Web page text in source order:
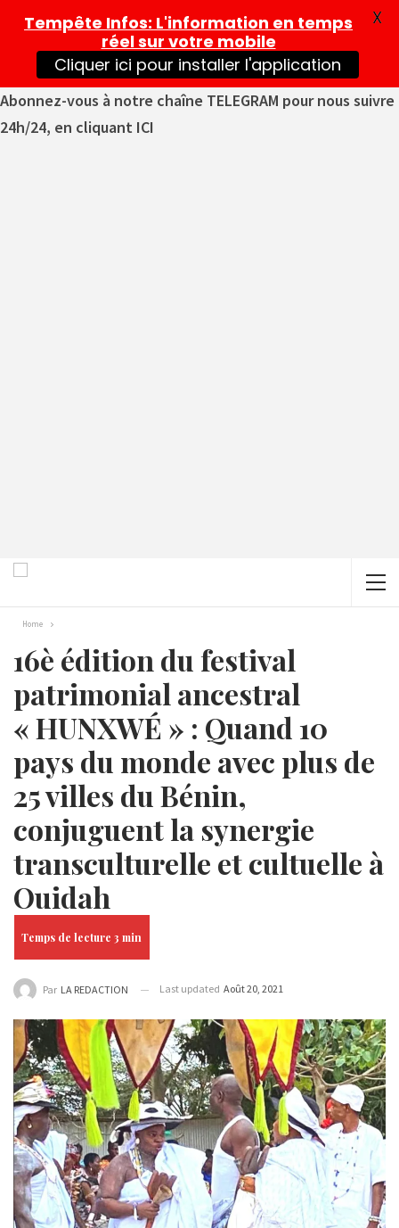
Abonnez-vous à notre chaîne TELEGRAM pour nous suivre
24h/24, en cliquant ICI
Home
16è édition du festival
patrimonial ancestral
« HUNXWÉ » : Quand 10
pays du monde avec plus de
25 villes du Bénin,
conjuguent la synergie
transculturelle et cultuelle à
Ouidah
Par LA REDACTION Last updated Août 20, 2021
Tempête Infos: L'information en temps
réel sur votre mobile
Cliquer ici pour installer l'application
X